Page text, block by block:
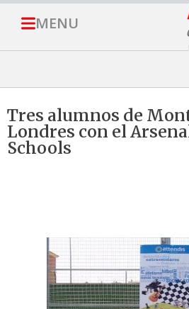
MENU
Tres alumnos de
Londres con el
Schools